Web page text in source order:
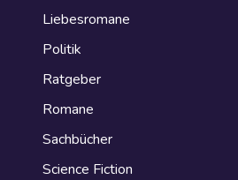
Liebesromane
Politik
Ratgeber
Romane
Sachbücher
Science Fiction